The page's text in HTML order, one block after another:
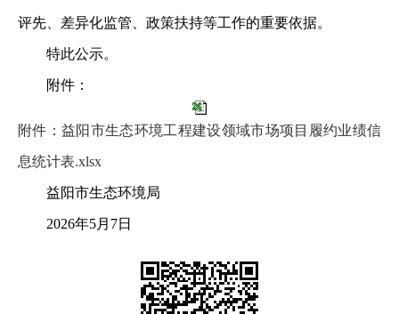
评先、差异化监管、政策扶持等工作的重要依据。
特此公示。
附件：
附件：益阳市生态环境工程建设领域市场项目履约业绩信
息统计表.xlsx
益阳市生态环境局
2026年5月7日